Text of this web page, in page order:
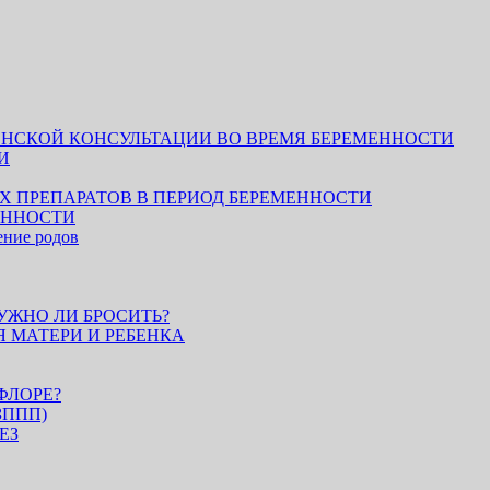
КОНСУЛЬТАЦИИ ВО ВРЕМЯ БЕРЕМЕННОСТИ
В ПЕРИОД БЕРЕМЕННОСТИ
родов
ЛИ БРОСИТЬ?
МАТЕРИ И РЕБЕНКА